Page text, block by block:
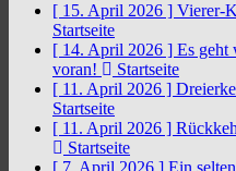
[ 15. April 2026 ] Vierer-
Startseite
[ 14. April 2026 ] Es geht
voran!
Startseite
[ 11. April 2026 ]
Startseite
[ 11. April 2026 ]
Startseite
[ 7. April 2026 ] Ein